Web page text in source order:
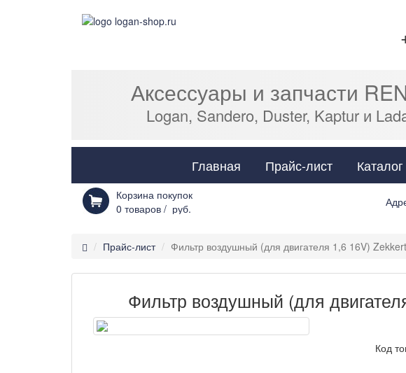
Аксессуары и запчасти
Logan, Sandero, Duster, Kaptur и
Главная Прайс-лист Каталог
Корзина покупок
0 товаров / руб.
Прайс-лист Фильтр воздушный (для двигателя 1,6 16V)
Фильтр воздушный (для
Код